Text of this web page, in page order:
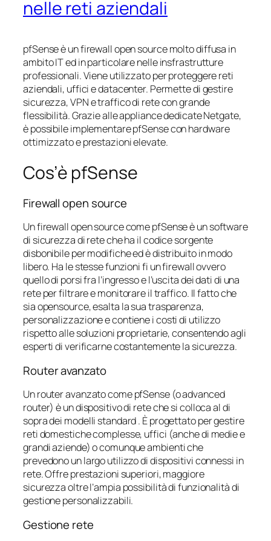
nelle reti aziendali
pfSense è un firewall open source molto diffusa in
ambito IT ed in particolare nelle insfrastrutture
professionali. Viene utilizzato per proteggere reti
aziendali, uffici e datacenter. Permette di gestire
sicurezza, VPN e traffico di rete con grande
flessibilità. Grazie alle appliance dedicate Netgate,
è possibile implementare pfSense con hardware
ottimizzato e prestazioni elevate.
Cos’è pfSense
Firewall open source
Un firewall open source come pfSense è un software
di sicurezza di rete che ha il codice sorgente
disbonibile per modifiche ed è distribuito in modo
libero. Ha le stesse funzioni fi un firewall ovvero
quello di porsi fra l’ingresso e l’uscita dei dati di una
rete per filtrare e monitorare il traffico. Il fatto che
sia opensource, esalta la sua trasparenza,
personalizzazione e contiene i costi di utilizzo
rispetto alle soluzioni proprietarie, consentendo agli
esperti di verificarne costantemente la sicurezza.
Router avanzato
Un router avanzato come pfSense (o advanced
router) è un dispositivo di rete che si colloca al di
sopra dei modelli standard . È progettato per gestire
reti domestiche complesse, uffici (anche di medie e
grandi aziende) o comunque ambienti che
prevedono un largo utilizzo di dispositivi connessi in
rete. Offre prestazioni superiori, maggiore
sicurezza oltre l’ampia possibilità di funzionalità di
gestione personalizzabili.
Gestione rete